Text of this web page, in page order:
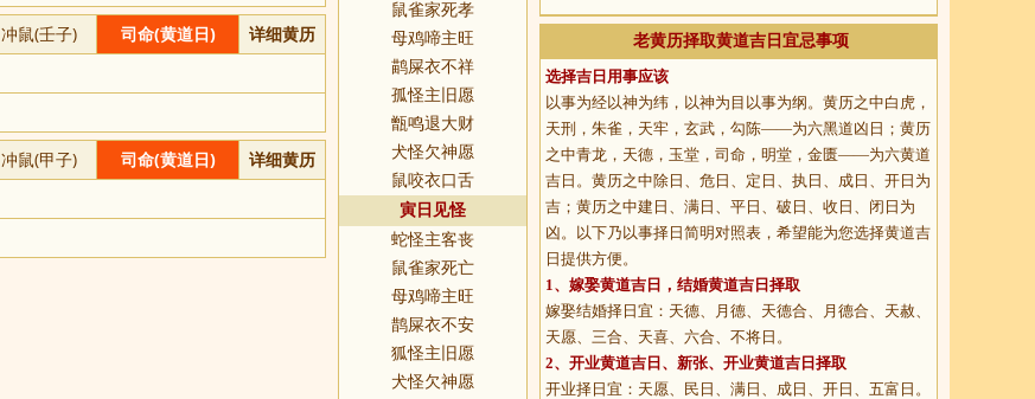
冲鼠(壬子) 司命(黄道日) 详细黄历
冲鼠(甲子) 司命(黄道日) 详细黄历
鼠雀家死孝
母鸡啼主旺
鹋屎衣不祥
孤怪主旧愿
甑鸣退大财
犬怪欠神愿
鼠咬衣口舌
寅日见怪
蛇怪主客丧
鼠雀家死亡
母鸡啼主旺
鹊屎衣不安
狐怪主旧愿
犬怪欠神愿
老黄历择取黄道吉日宜忌事项
选择吉日用事应该
以事为经以神为纬，以神为目以事为纲。黄历之中白虎，
天刑，朱雀，天牢，玄武，勾陈——为六黑道凶日；黄历
之中青龙，天德，玉堂，司命，明堂，金匮——为六黄道
吉日。黄历之中除日、危日、定日、执日、成日、开日为
吉；黄历之中建日、满日、平日、破日、收日、闭日为
凶。以下乃以事择日简明对照表，希望能为您选择黄道吉
日提供方便。
1、 嫁娶黄道吉日 ，结婚黄道吉日择取
嫁娶结婚择日宜：天德、月德、天德合、月德合、天赦、
天愿、三合、天喜、六合、不将日。
2、 开业黄道吉日 、新张、开业黄道吉日择取
开业择日宜：天愿、民日、满日、成日、开日、五富日。